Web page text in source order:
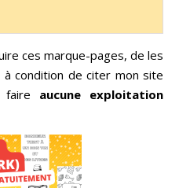
ces marque-pages, de les
condition de citer mon site
aucune exploitation